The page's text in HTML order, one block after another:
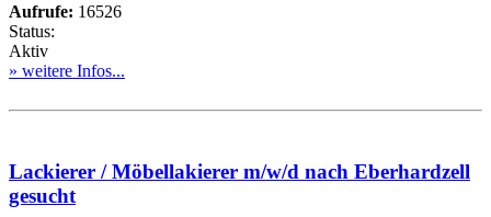
Aufrufe: 16526
Status:
Aktiv
» weitere Infos...
Lackierer / Möbellakierer m/w/d nach Eberhardzell
gesucht